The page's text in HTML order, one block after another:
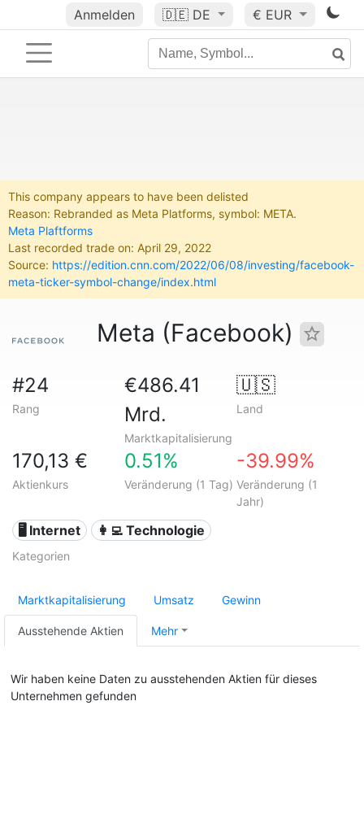
Anmelden 🇩🇪 DE € EUR
This company appears to have been delisted
Reason: Rebranded as Meta Platforms, symbol: META.
Meta Plaftforms
Last recorded trade on: April 29, 2022
Source: https://edition.cnn.com/2022/06/08/investing/facebook-
meta-ticker-symbol-change/index.html
Meta (Facebook)
#24
Rang
€486.41
Mrd.
Marktkapitalisierung
🇺🇸
Land
170,13 €
Aktienkurs
0.51%
Veränderung (1 Tag)
-39.99%
Veränderung (1
Jahr)
🖥️ Internet 👩‍💻 Technologie
Kategorien
Marktkapitalisierung Umsatz Gewinn
Ausstehende Aktien Mehr
Wir haben keine Daten zu ausstehenden Aktien für dieses
Unternehmen gefunden